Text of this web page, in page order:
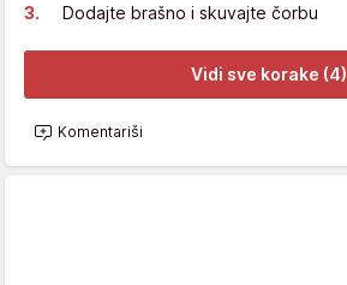
Dodajte brašno i skuvajte čorbu
Vidi sve korake (4)
Komentariši